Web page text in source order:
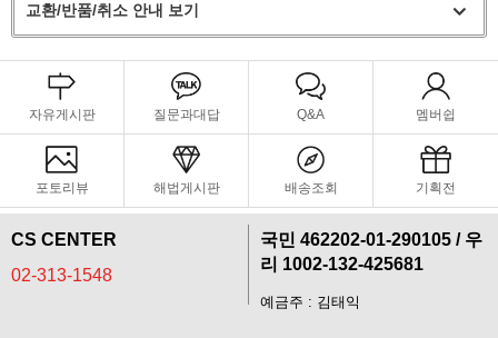
페이코 라이
구매
교환/반품/취소 안내 보기
자유게시판 질문과대답 Q&A 멤버쉽
포토리뷰 해법게시판 배송조회 기획전
CS CENTER
02-313-1548
국민 462202-01-290105 / 우
리 1002-132-425681
예금주 : 김태익